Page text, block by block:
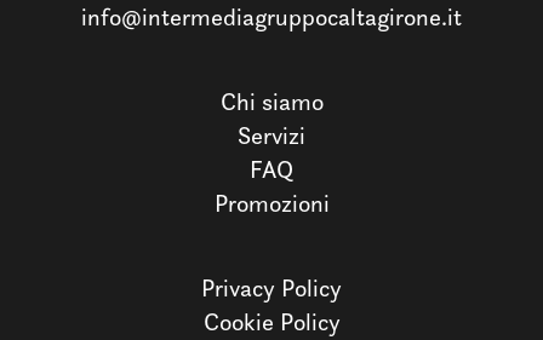
info@intermediagruppocaltagirone.it
Chi siamo
Servizi
FAQ
Promozioni
Privacy Policy
Cookie Policy